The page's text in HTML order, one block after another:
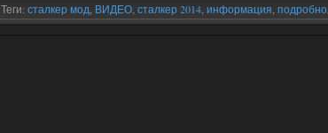
Теги: сталкер мод ВИДЕО сталкер 2014 информация подробно